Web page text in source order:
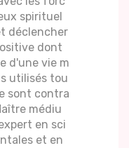
spirituel
déclencher
dont
d'une vie m
utilisés tou
sont contra
médiu
en sci
et en